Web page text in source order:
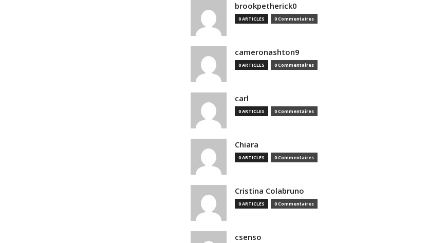
brookpetherick0
0 ARTICLES 0 Commentaires
cameronashton9
0 ARTICLES 0 Commentaires
carl
0 ARTICLES 0 Commentaires
Chiara
0 ARTICLES 0 Commentaires
Cristina Colabruno
0 ARTICLES 0 Commentaires
csenso